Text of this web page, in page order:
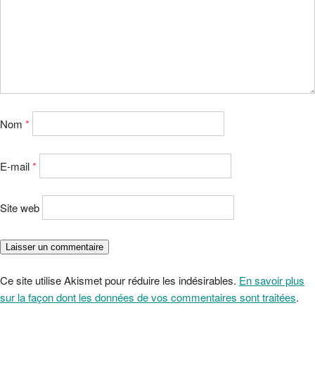
Nom *
E-mail*
Site web
Ce site utilise Akismet pour réduire les indésirables. En savoir plus
sur la façon dont les données de vos commentaires sont traitées.